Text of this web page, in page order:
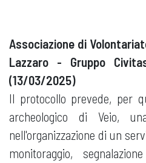
Associazione di
Lazzaro - Gruppo
(13/03/2025)
Il protocollo prevede, per
archeologico di Veio,
nell'organizzazione di un
monitoraggio,